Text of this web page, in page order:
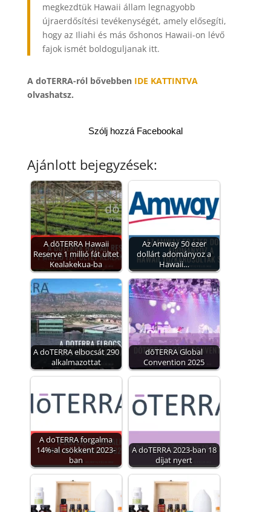
megkezdtük Hawaii állam legnagyobb
újraerdősítési tevékenységét, amely elősegíti,
hogy az Iliahi és más őshonos Hawaii-on lévő
fajok ismét boldoguljanak itt.
A doTERRA-ról bővebben IDE KATTINTVA
olvashatsz.
Szólj hozzá Facebookal
Ajánlott bejegyzések:
A dōTERRA Hawaii
Reserve 1 millió fát ültet
Kealakekua-ba
Az Amway 50 ezer
dollárt adományoz a
Hawaii…
A doTERRA elbocsát 290
alkalmazottat
dōTERRA Global
Convention 2025
A doTERRA forgalma
14%-al csökkent 2023-
ban
A doTERRA 2023-ban 18
díjat nyert